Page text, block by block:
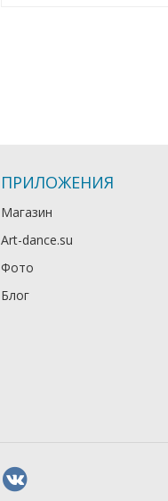
ПРИЛОЖЕНИЯ
Магазин
Art-dance.su
Фото
Блог